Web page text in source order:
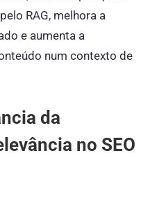
RAG, melhora a
e aumenta a
num contexto de
da
no SEO